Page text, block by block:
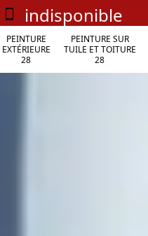
indisponible
PEINTURE
EXTÉRIEURE
28
PEINTURE SUR
TUILE ET TOITURE
28